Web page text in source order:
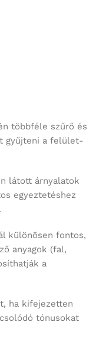
többféle szűrő és
gyűjteni a felület-
látott árnyalatok
egyeztetéshez
különösen fontos,
anyagok (fal,
a
ha kifejezetten
tónusokat